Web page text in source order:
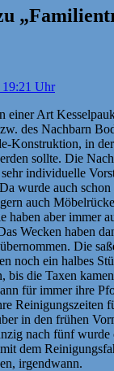
19:21 Uhr
einer Art
des Nachbarn
Konstruktion, in
sollte. Die
individuelle
wurde auch
auch
haben aber immer
Wecken haben
Die
noch ein halbes
bis die Taxen
für immer ihre
Reinigungszeiten
in den frühen
nach fünf wurde
dem
irgendwann.